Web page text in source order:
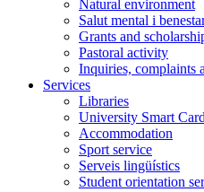
Natural environment
Salut mental i
Grants and
Pastoral activity
Inquiries, complaints
Services
Libraries
University Smart
Accommodation
Sport service
Serveis lingüístics
Student orientation